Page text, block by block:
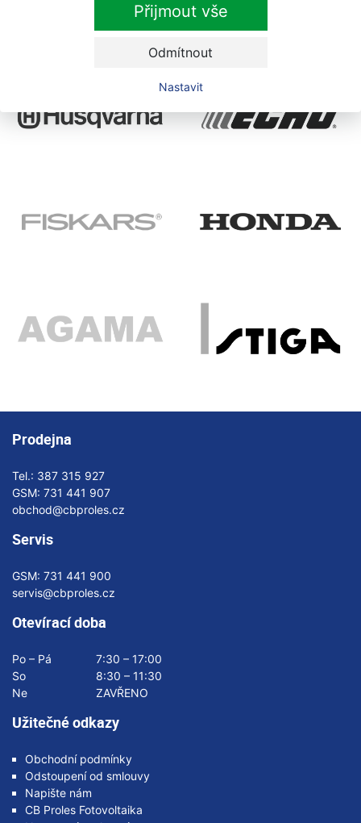
Přijmout vše
Odmítnout
Nastavit
Prodejna
Tel.: 387 315 927
GSM: 731 441 907
obchod@cbproles.cz
Servis
GSM: 731 441 900
servis@cbproles.cz
Otevírací doba
Po – Pá
7:30 – 17:00
So
8:30 – 11:30
Ne
ZAVŘENO
Užitečné odkazy
Obchodní podmínky
Odstoupení od smlouvy
Napište nám
CB Proles Fotovoltaika